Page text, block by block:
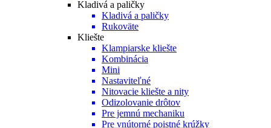
Kladivá a paličky
Kladivá a paličky
Rukoväte
Kliešte
Klampiarske kliešte
Kombinácia
Mini
Nastaviteľné
Nitovacie kliešte a nity
Odizolovanie drôtov
Pre jemnú mechaniku
Pre vnútorné poistné krúžky